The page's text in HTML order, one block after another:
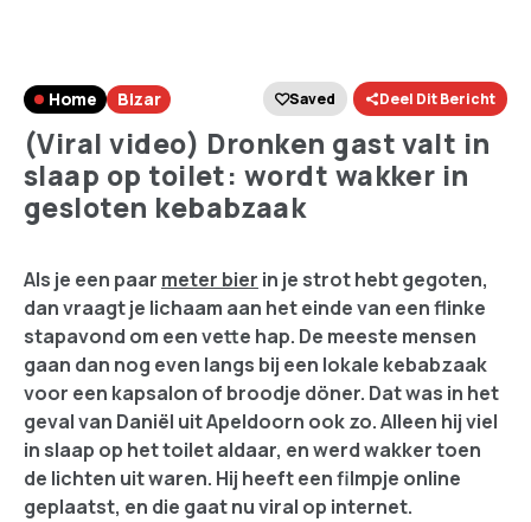
Home Bizar Saved Deel Dit Bericht
(Viral video) Dronken gast valt in
slaap op toilet: wordt wakker in
gesloten kebabzaak
Als je een paar meter bier in je strot hebt gegoten,
dan vraagt je lichaam aan het einde van een flinke
stapavond om een vette hap. De meeste mensen
gaan dan nog even langs bij een lokale kebabzaak
voor een kapsalon of broodje döner. Dat was in het
geval van Daniël uit Apeldoorn ook zo. Alleen hij viel
in slaap op het toilet aldaar, en werd wakker toen
de lichten uit waren. Hij heeft een filmpje online
geplaatst, en die gaat nu viral op internet.